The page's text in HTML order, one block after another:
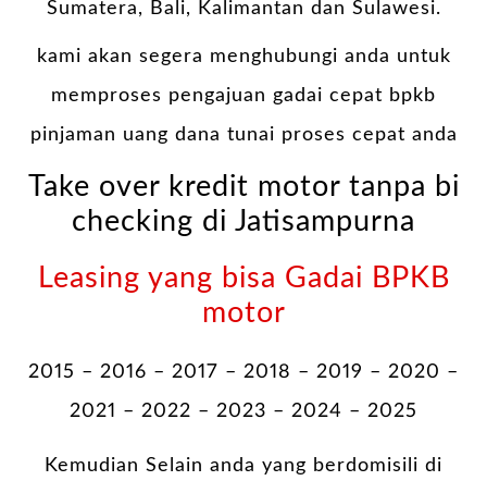
Sumatera, Bali, Kalimantan dan Sulawesi.
kami akan segera menghubungi anda untuk
memproses pengajuan gadai cepat bpkb
pinjaman uang dana tunai proses cepat anda
Take over kredit motor tanpa bi
checking di Jatisampurna
Leasing yang bisa Gadai BPKB
motor
2015 – 2016 – 2017 – 2018 – 2019 – 2020 –
2021 – 2022 – 2023 – 2024 – 2025
Kemudian Selain anda yang berdomisili di